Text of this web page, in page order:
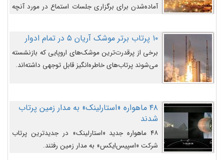
آماده‌شدن برای برگزاری جلسات استماع در مورد آنچه
می‌دانند، است و قرار است افشاگران یوفوها هفته آینده
در مقابل آنها شهادت دهند.۱۰ پرتاب برتر موشک آریان ۵ در تمام ادوار
برخی از پرقدرت‌ترین موشک‌های اروپایی که بازنشسته
می‌شوند پرتاب‌های خاطره‌انگیز قابل توجهی داشته‌اند.
۴۸ ماهواره «استارلینک» به مدار زمین پرتاب
شدند
۴۸ ماهواره جدید «استارلینک» در جدیدترین پرتاب
شرکت «اسپیس‌ایکس» به مدار زمین رفتند.